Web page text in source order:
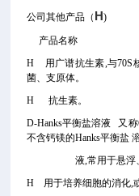
公司其他产品（ H)
产品名称
H 用广谱抗生素,与70S
菌、支原体。
H 抗生素。
D-Hanks平衡盐溶液 又称
不含钙镁的Hanks平衡盐
液,常用于悬浮、
H 用于培养细胞的消化,